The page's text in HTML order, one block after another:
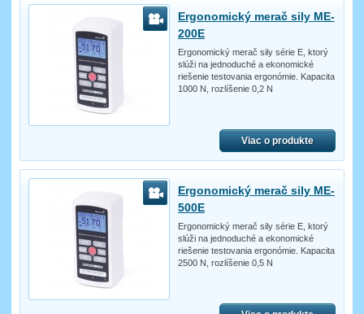
Ergonomický merač sily ME-
200E
Ergonomický merač sily série E, ktorý
slúži na jednoduché a ekonomické
riešenie testovania ergonómie. Kapacita
1000 N, rozlíšenie 0,2 N
Viac o produkte
Ergonomický merač sily ME-
500E
Ergonomický merač sily série E, ktorý
slúži na jednoduché a ekonomické
riešenie testovania ergonómie. Kapacita
2500 N, rozlíšenie 0,5 N